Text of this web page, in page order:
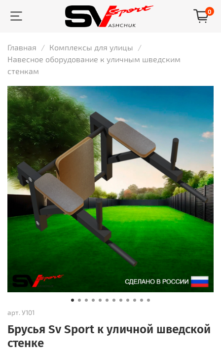
0
Главная
Комплексы для улицы
Навесное оборудование к уличным шведским
стенкам
арт. У101
Брусья Sv Sport к уличной шведской
стенке